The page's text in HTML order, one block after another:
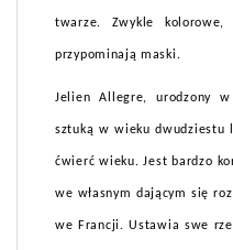
twarze. Zwykle kolorowe,
przypominają maski.
Jelien Allegre, urodzony
sztuką w wieku dwudziestu
ćwierć wieku. Jest bardzo
we własnym dającym się
we Francji. Ustawia swe